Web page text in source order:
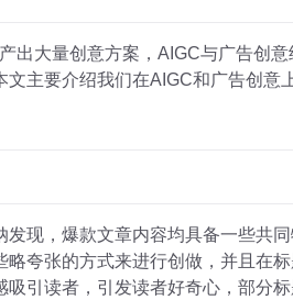
出大量创意方案，AIGC与广告创
主要介绍我们在AIGC和广告创意
现，爆款文章内容均具备一些共
夸张的方式来进行创做，并且在
引读者，引发读者好奇心，部分